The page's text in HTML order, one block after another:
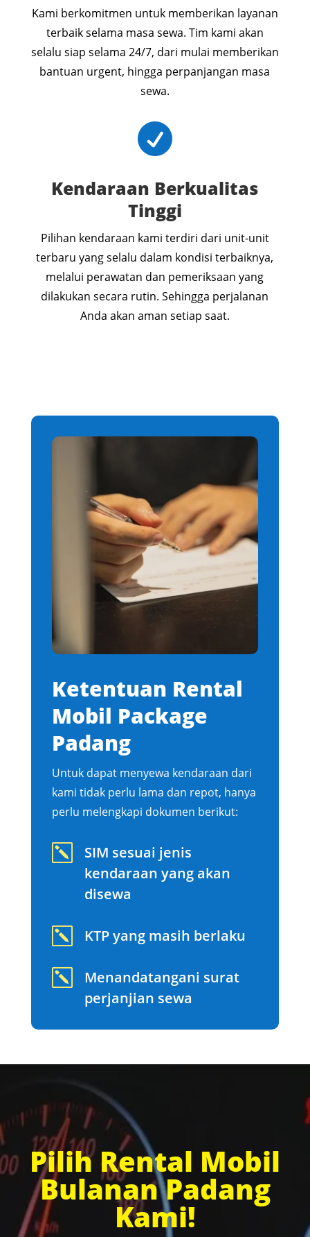
Kami berkomitmen untuk memberikan layanan
terbaik selama masa sewa. Tim kami akan
selalu siap selama 24/7, dari mulai memberikan
bantuan urgent, hingga perpanjangan masa
sewa.

Kendaraan Berkualitas
Tinggi
Pilihan kendaraan kami terdiri dari unit-unit
terbaru yang selalu dalam kondisi terbaiknya,
melalui perawatan dan pemeriksaan yang
dilakukan secara rutin. Sehingga perjalanan
Anda akan aman setiap saat.
Ketentuan Rental
Mobil Package
Padang
Untuk dapat menyewa kendaraan dari
kami tidak perlu lama dan repot, hanya
perlu melengkapi dokumen berikut:
k
SIM sesuai jenis
kendaraan yang akan
disewa
k KTP yang masih berlaku
k
Menandatangani surat
perjanjian sewa
Pilih Rental Mobil
Bulanan Padang
Kami!